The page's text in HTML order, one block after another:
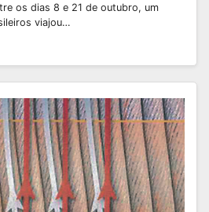
os dias 8 e 21 de outubro, um
viajou…